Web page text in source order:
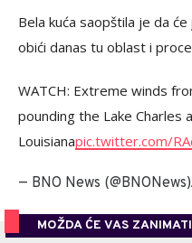
Bela kuća saopštila je da će
obići danas tu oblast i
WATCH: Extreme winds
pounding the Lake Charles
Louisianapic.twitter.com/
— BNO News (@BNONews)
MOŽDA ĆE VAS ZANIMATI